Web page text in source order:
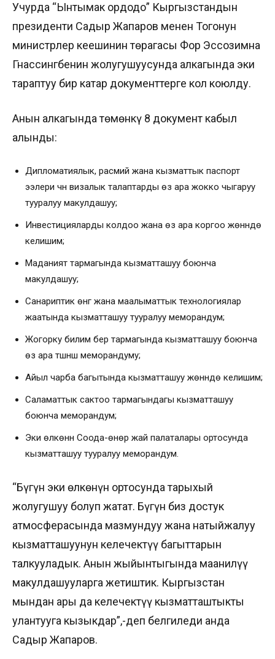
Учурда “Ынтымак ордодо” Кыргызстандын
президенти Садыр Жапаров менен Тогонун
министрлер кеңешинин төрагасы Фор Эссозимна
Гнассингбенин жолугушуусунда алкагында эки
тараптуу бир катар документтерге кол коюлду.
Анын алкагында төмөнкү 8 документ кабыл
алынды:
Дипломатиялык, расмий жана кызматтык паспорт
ээлери үчүн визалык талаптарды өз ара жокко чыгаруу
тууралуу макулдашуу;
Инвестицияларды колдоо жана өз ара коргоо жөнүндө
келишим;
Маданият тармагында кызматташуу боюнча
макулдашуу;
Санариптик өнүгүү жана маалыматтык технологиялар
жаатында кызматташуу тууралуу меморандум;
Жогорку билим берүү тармагында кызматташуу боюнча
өз ара түшүнүшүү меморандуму;
Айыл чарба багытында кызматташуу жөнүндө келишим;
Саламаттык сактоо тармагындагы кызматташуу
боюнча меморандум;
Эки өлкөнүн Соода-өнөр жай палаталары ортосунда
кызматташуу тууралуу меморандум.
“Бүгүн эки өлкөнүн ортосунда тарыхый
жолугушуу болуп жатат. Бүгүн биз достук
атмосферасында мазмундуу жана натыйжалуу
кызматташуунун келечектүү багыттарын
талкууладык. Анын жыйынтыгында маанилүү
макулдашууларга жетиштик. Кыргызстан
мындан ары да келечектүү кызматташтыкты
улантууга кызыкдар”,-деп белгиледи анда
Садыр Жапаров.